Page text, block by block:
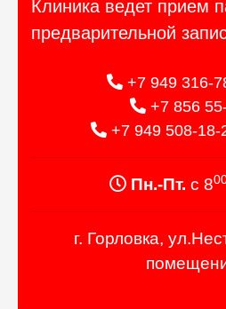
Клиника ведет прием
предварительной
+7 949 316-
+7 856
+7 949 508-
Пн.-Пт. с 8
г. Горловка,